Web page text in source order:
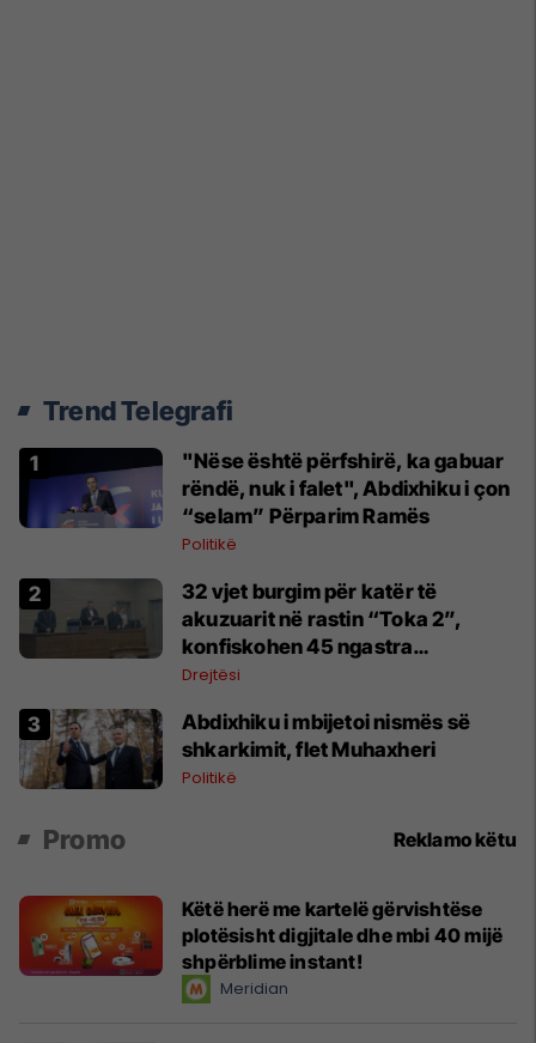
Trend Telegrafi
"Nëse është përfshirë, ka gabuar
rëndë, nuk i falet", Abdixhiku i çon
“selam” Përparim Ramës
Politikë
32 vjet burgim për katër të
akuzuarit në rastin “Toka 2”,
konfiskohen 45 ngastra
kadastrale
Drejtësi
Abdixhiku i mbijetoi nismës së
shkarkimit, flet Muhaxheri
Politikë
Promo Reklamo këtu
Këtë herë me kartelë gërvishtëse
plotësisht digjitale dhe mbi 40 mijë
shpërblime instant!
Meridian